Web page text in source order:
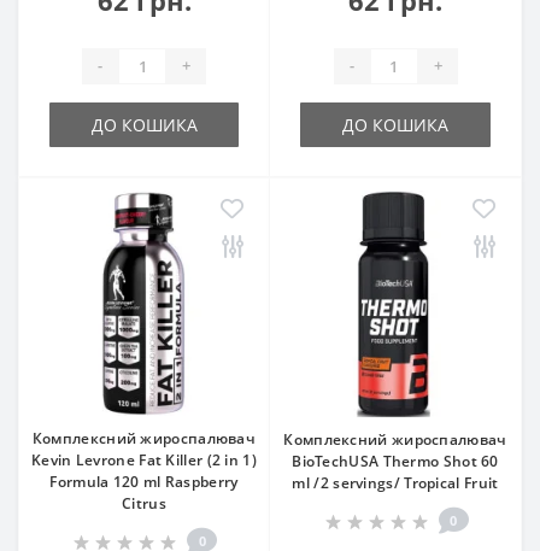
- +
ДО КОШИКА
- +
ДО КОШИКА
Комплексний жироспалювач
Kevin Levrone Fat Killer (2 in 1)
Formula 120 ml Raspberry
Citrus
0
Комплексний жироспалювач
BioTechUSA Thermo Shot 60
ml /2 servings/ Tropical Fruit
0